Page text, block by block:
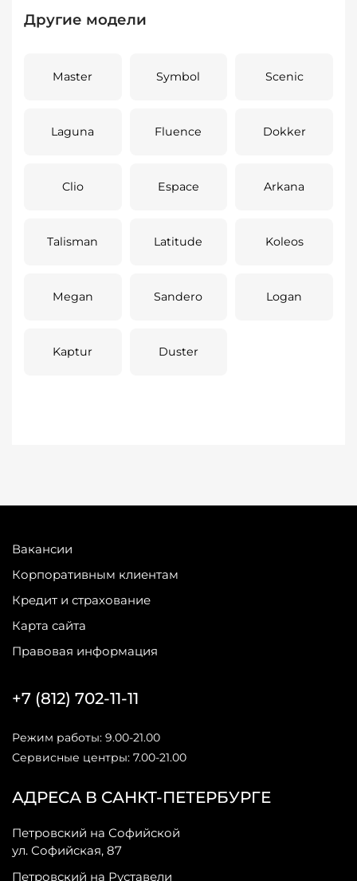
Другие модели
Master Symbol Scenic
Laguna Fluence Dokker
Clio Espace Arkana
Talisman Latitude Koleos
Megan Sandero Logan
Kaptur Duster
Вакансии
Корпоративным клиентам
Кредит и страхование
Карта сайта
Правовая информация
АДРЕСА В САНКТ-ПЕТЕРБУРГЕ
Петровский на Софийской
ул. Софийская, 87
Петровский на Руставели
+7 (812) 702-11-11
Режим работы: 9.00-21.00
Сервисные центры: 7.00-21.00